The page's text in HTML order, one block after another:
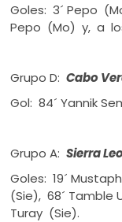
Goles: 3´ Pepo
Pepo (Mo) y, a
Grupo D:Cabo
Gol: 84´ Yannik
Grupo A:Sierra
Goles: 19´
(Sie), 68´ Tamble
Turay (Sie).